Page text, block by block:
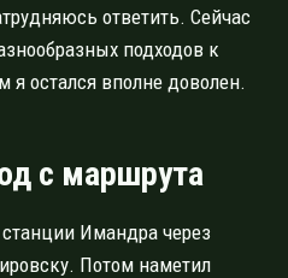
ответить. Сейчас
подходов к
я остался вполне доволен.
с маршрута
станции Имандра через
Потом наметил